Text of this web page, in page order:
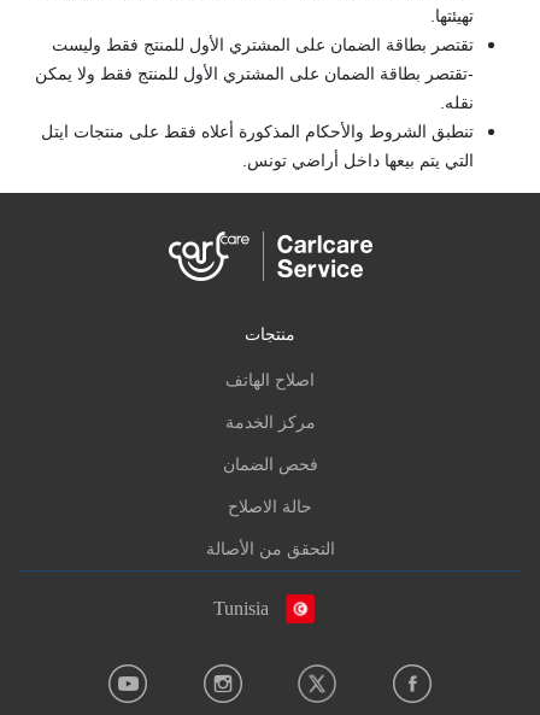
تهيئتها.
تقتصر بطاقة الضمان على المشتري الأول للمنتج فقط وليست
-تقتصر بطاقة الضمان على المشتري الأول للمنتج فقط ولا يمكن
نقله.
تنطبق الشروط والأحكام المذكورة أعلاه فقط على منتجات ايتل
التي يتم بيعها داخل أراضي تونس.
منتجات
اصلاح الهاتف
مركز الخدمة
فحص الضمان
حالة الاصلاح
التحقق من الأصالة
Tunisia